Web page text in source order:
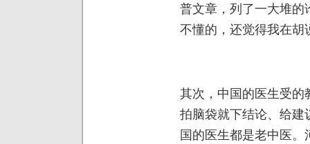
普文章，列了一大堆的
不懂的，还觉得我在胡
其次，中国的医生受的
拍脑袋就下结论、给建
国的医生都是老中医